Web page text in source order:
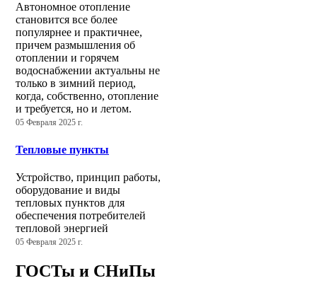
Автономное отопление
становится все более
популярнее и практичнее,
причем размышления об
отоплении и горячем
водоснабжении актуальны не
только в зимний период,
когда, собственно, отопление
и требуется, но и летом.
05 Февраля 2025 г.
Тепловые пункты
Устройство, принцип работы,
оборудование и виды
тепловых пунктов для
обеспечения потребителей
тепловой энергией
05 Февраля 2025 г.
ГОСТы и СНиПы